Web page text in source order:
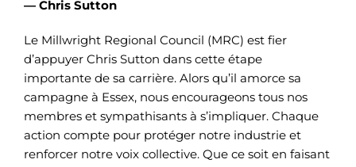
— Chris Sutton
Le Millwright Regional Council (MRC) est fier
d’appuyer Chris Sutton dans cette étape
importante de sa carrière. Alors qu’il amorce sa
campagne à Essex, nous encourageons tous nos
membres et sympathisants à s’impliquer. Chaque
action compte pour protéger notre industrie et
renforcer notre voix collective. Que ce soit en faisant